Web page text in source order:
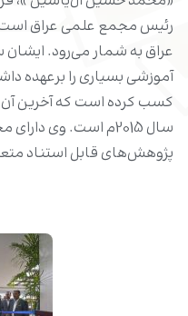
رئیس مجمع علمی عراق
عراق به شمار می‌رود.
آموزشی بسیاری را برعهده
کسب کرده است که آخرین
سال 2015م است. وی
پژوهش‌های قابل استناد